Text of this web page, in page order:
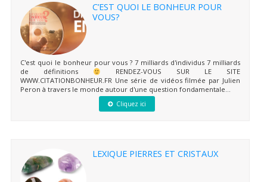
C’EST QUOI LE BONHEUR POUR
VOUS?
C'est quoi le bonheur pour vous ? 7 milliards d'individus 7 milliards
de définitions
RENDEZ-VOUS SUR LE SITE
WWW.CITATIONBONHEUR.FR Une série de vidéos filmée par Julien
Peron à travers le monde autour d'une question fondamentale...
Cliquez ici
LEXIQUE PIERRES ET CRISTAUX